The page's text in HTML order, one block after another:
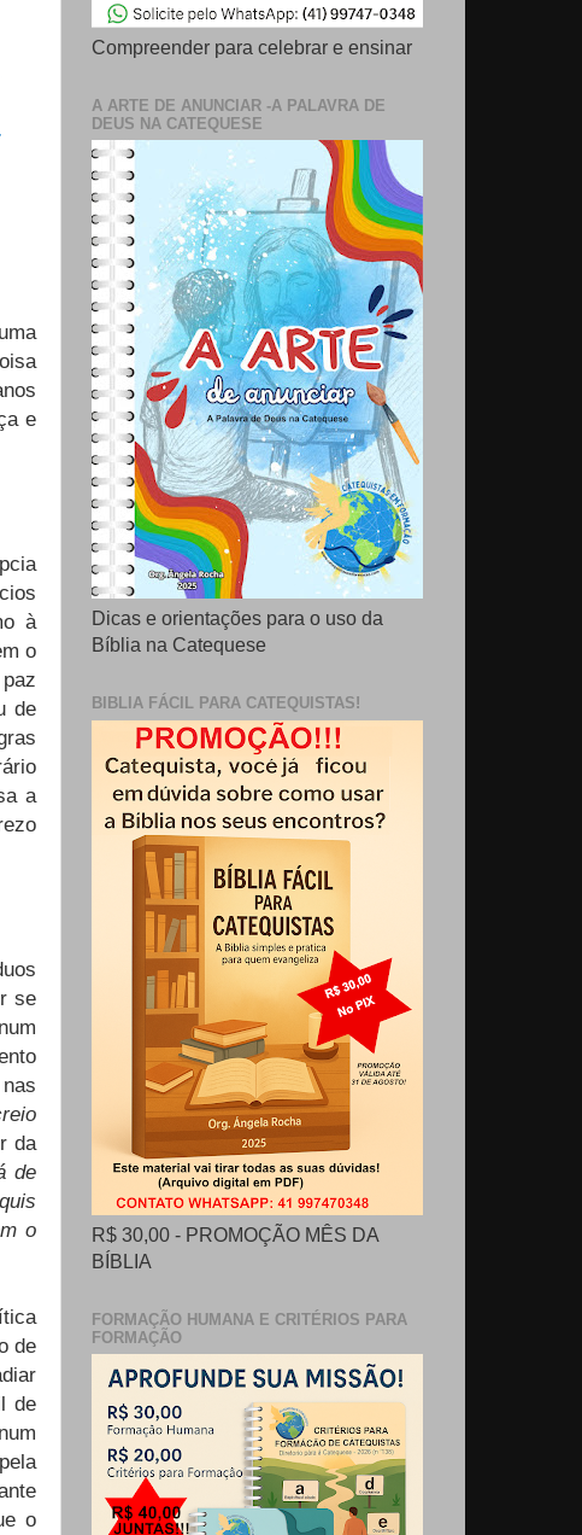
e
à
o
de
a
se
da
de
o
de
de
o
Compreender para celebrar e ensinar
A ARTE DE ANUNCIAR -A PALAVRA DE
DEUS NA CATEQUESE
Dicas e orientações para o uso da
Bíblia na Catequese
BIBLIA FÁCIL PARA CATEQUISTAS!
R$ 30,00 - PROMOÇÃO MÊS DA
BÍBLIA
FORMAÇÃO HUMANA E CRITÉRIOS PARA
FORMAÇÃO